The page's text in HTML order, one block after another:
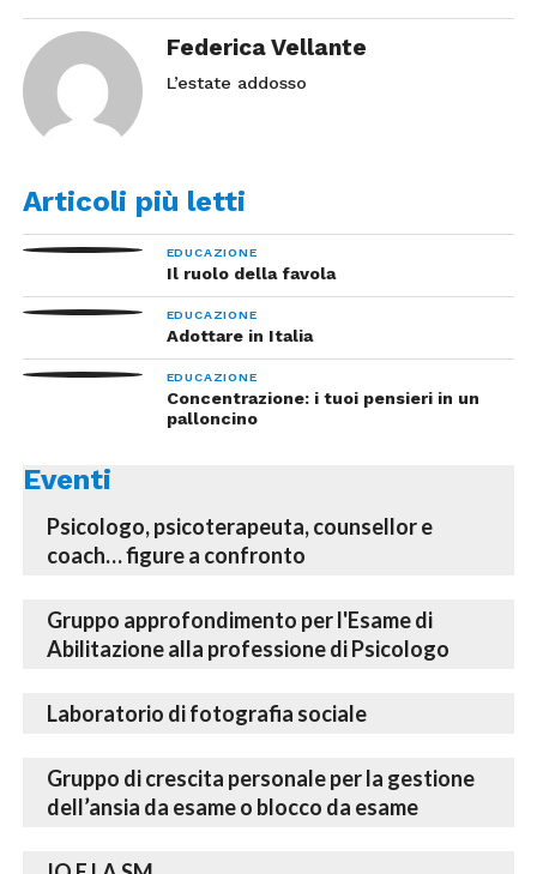
Federica Vellante
L’estate addosso
Articoli più letti
EDUCAZIONE
Il ruolo della favola
EDUCAZIONE
Adottare in Italia
EDUCAZIONE
Concentrazione: i tuoi pensieri in un
palloncino
Eventi
Psicologo, psicoterapeuta, counsellor e
coach… figure a confronto
Gruppo approfondimento per l'Esame di
Abilitazione alla professione di Psicologo
Laboratorio di fotografia sociale
Gruppo di crescita personale per la gestione
dell’ansia da esame o blocco da esame